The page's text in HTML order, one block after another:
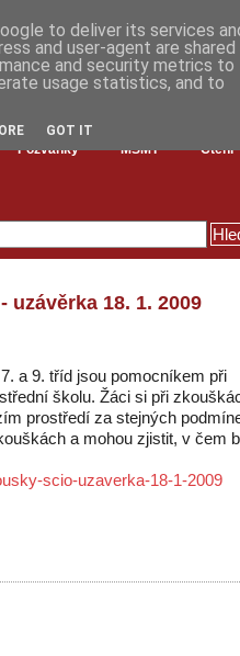
Pozvánky MŠMT Čtení
18. 1. 2009
a 9. tříd jsou pomocníkem při
školu. Žáci si při
prostředí za stejných
a mohou zjistit, v čem
scio-uzaverka-18-1-2009
to deliver its services
and user-agent are shared
and security metrics to
usage statistics, and to
GOT IT